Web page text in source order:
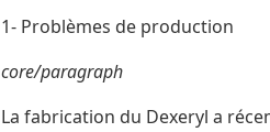
1- Problèmes de production
core/paragraph
La fabrication du Dexeryl a